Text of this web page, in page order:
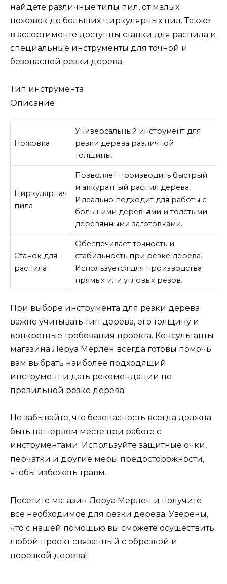
найдете различные типы пил, от малых
ножовок до больших циркулярных пил. Также
в ассортименте доступны станки для распила и
специальные инструменты для точной и
безопасной резки дерева.
Тип инструмента
Описание
Ножовка
Универсальный инструмент для
резки дерева различной
толщины.
Циркулярная
пила
Позволяет производить быстрый
и аккуратный распил дерева.
Идеально подходит для работы с
большими деревьями и толстыми
деревянными заготовками.
Станок для
распила
Обеспечивает точность и
стабильность при резке дерева.
Используется для производства
прямых или угловых резов.
При выборе инструмента для резки дерева
важно учитывать тип дерева, его толщину и
конкретные требования проекта. Консультанты
магазина Леруа Мерлен всегда готовы помочь
вам выбрать наиболее подходящий
инструмент и дать рекомендации по
правильной резке дерева.
Не забывайте, что безопасность всегда должна
быть на первом месте при работе с
инструментами. Используйте защитные очки,
перчатки и другие меры предосторожности,
чтобы избежать травм.
Посетите магазин Леруа Мерлен и получите
все необходимое для резки дерева. Уверены,
что с нашей помощью вы сможете осуществить
любой проект связанный с обрезкой и
порезкой дерева!